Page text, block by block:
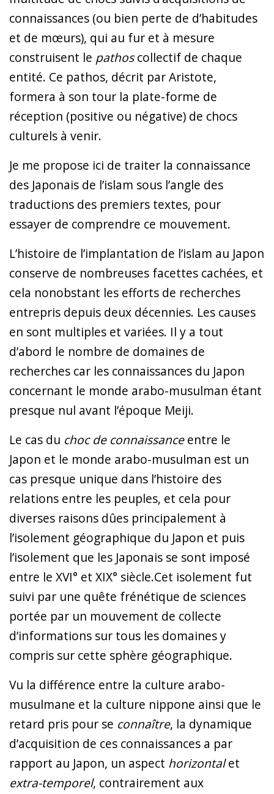
connaissances (ou bien perte de d’habitudes
et de mœurs), qui au fur et à mesure
construisent le pathoscollectif de chaque
entité. Ce pathos, décrit par Aristote,
formera à son tour la plate-forme de
réception (positive ou négative) de chocs
culturels à venir.
Je me propose ici de traiter la connaissance
des Japonais de l’islam sous l’angle des
traductions des premiers textes, pour
essayer de comprendre ce mouvement.
L’histoire de l’implantation de l’islam au Japon
conserve de nombreuses facettes cachées, et
cela nonobstant les efforts de recherches
entrepris depuis deux décennies. Les causes
en sont multiples et variées. Il y a tout
d’abord le nombre de domaines de
recherches car les connaissances du Japon
concernant le monde arabo-musulman étant
presque nul avant l’époque Meiji.
Le cas du choc de connaissanceentre le
Japon et le monde arabo-musulman est un
cas presque unique dans l’histoire des
relations entre les peuples, et cela pour
diverses raisons dûes principalement à
l’isolement géographique du Japon et puis
l’isolement que les Japonais se sont imposé
entre le XVI° et XIX° siècle.Cet isolement fut
suivi par une quête frénétique de sciences
portée par un mouvement de collecte
d’informations sur tous les domaines y
compris sur cette sphère géographique.
Vu la différence entre la culture arabo-
musulmane et la culture nippone ainsi que le
retard pris pour se connaître, la dynamique
d’acquisition de ces connaissances a par
rapport au Japon, un aspect horizontalet
extra-temporel, contrairement aux